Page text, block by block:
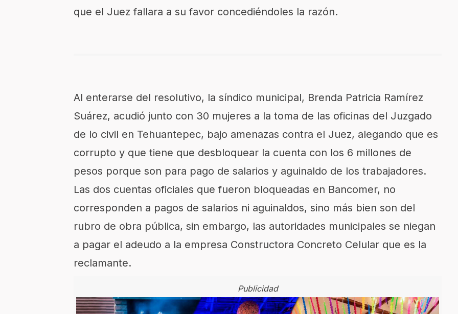
que el Juez fallara a su favor concediéndoles la razón.
Al enterarse del resolutivo, la síndico municipal, Brenda Patricia Ramírez
Suárez, acudió junto con 30 mujeres a la toma de las oficinas del Juzgado
de lo civil en Tehuantepec, bajo amenazas contra el Juez, alegando que es
corrupto y que tiene que desbloquear la cuenta con los 6 millones de
pesos porque son para pago de salarios y aguinaldo de los trabajadores.
Las dos cuentas oficiales que fueron bloqueadas en Bancomer, no
corresponden a pagos de salarios ni aguinaldos, sino más bien son del
rubro de obra pública, sin embargo, las autoridades municipales se niegan
a pagar el adeudo a la empresa Constructora Concreto Celular que es la
reclamante.
Publicidad